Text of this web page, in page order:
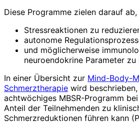
Diese Programme zielen darauf ab,
Stressreaktionen zu
autonome
und möglicherweise
neuroendokrine Parameter zu
In einer Übersicht zur Mind-Body-
Schmerztherapie wird
achtwöchiges MBSR-Programm
Anteil der Teilnehmenden zu
Schmerzreduktionen führen kann